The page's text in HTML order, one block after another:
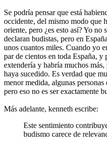
Se podría pensar que está
occidente, del mismo modo que
oriente, pero ¿es esto así? Yo no
declaran budistas, pero en
unos cuantos miles. Cuando yo
par de cientos en toda España, y
extendería y habría muchos
haya sucedido. Es verdad que
menor medida, algunas
pero eso no es ser exactamente
Más adelante, kenneth escribe:
Este sentimiento
budismo carece de